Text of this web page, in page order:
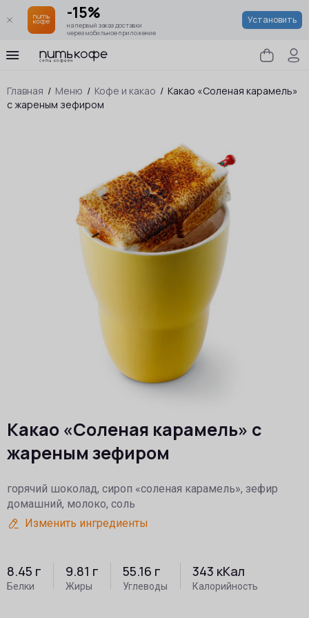
-15%
на первый заказ доставки
через мобильное приложение
Установить
Главная / Меню / Кофе и какао / Какао «Соленая карамель»
с жареным зефиром
Какао «Соленая карамель» с
жареным зефиром
горячий шоколад, сироп «соленая карамель», зефир
домашний, молоко, соль
Изменить ингредиенты
8.45 г
Белки
9.81 г
Жиры
55.16 г
Углеводы
343 кКал
Калорийность